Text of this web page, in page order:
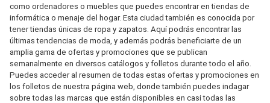
como ordenadores o muebles que puedes encontrar en tiendas de
informática o menaje del hogar. Esta ciudad también es conocida por
tener tiendas únicas de ropa y zapatos. Aquí podrás encontrar las
últimas tendencias de moda, y además podrás beneficiarte de un
amplia gama de ofertas y promociones que se publican
semanalmente en diversos catálogos y folletos durante todo el año.
Puedes acceder al resumen de todas estas ofertas y promociones en
los folletos de nuestra página web, donde también puedes indagar
sobre todas las marcas que están disponibles en casi todas las